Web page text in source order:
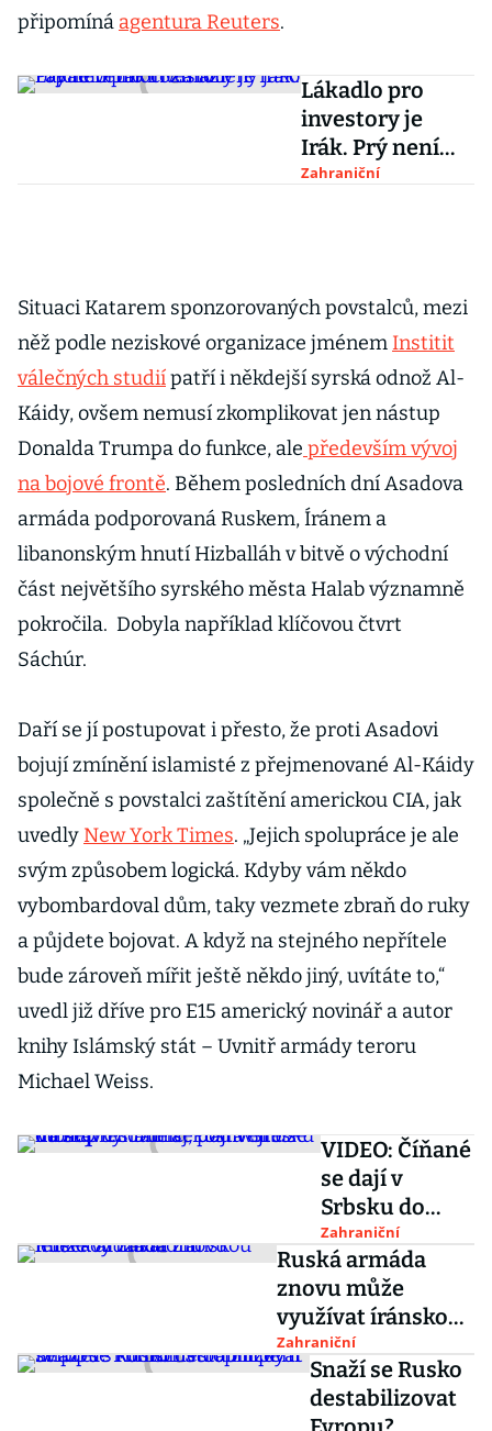
připomíná agentura Reuters.
Lákadlo pro
investory je
Irák. Prý není
tak rozmazlený
Zahraniční
Situaci Katarem sponzorovaných povstalců, mezi
něž podle neziskové organizace jménem Institit
válečných studiípatří i někdejší syrská odnož Al-
Káidy, ovšem nemusí zkomplikovat jen nástup
Donalda Trumpa do funkce, ale především vývoj
na bojové frontě. Během posledních dní Asadova
armáda podporovaná Ruskem, Íránem a
libanonským hnutí Hizballáh v bitvě o východní
část největšího syrského města Halab významně
pokročila. Dobyla například klíčovou čtvrt
Sáchúr.
Daří se jí postupovat i přesto, že proti Asadovi
bojují zmínění islamisté z přejmenované Al-Káidy
společně s povstalci zaštítění americkou CIA, jak
uvedly New York Times. „Jejich spolupráce je ale
svým způsobem logická. Kdyby vám někdo
vybombardoval dům, taky vezmete zbraň do ruky
a půjdete bojovat. A když na stejného nepřítele
bude zároveň mířit ještě někdo jiný, uvítáte to,“
uvedl již dříve pro E15 americký novinář a autor
knihy Islámský stát – Uvnitř armády teroru
Michael Weiss.
VIDEO: Číňané
se dají v
Srbsku do
stavby dálnic.
Postavili už
most přes
Dunaj,
podívejte se
na něj
Zahraniční
Ruská armáda
znovu může
využívat íránskou
leteckou základnu
Zahraniční
Snaží se Rusko
destabilizovat